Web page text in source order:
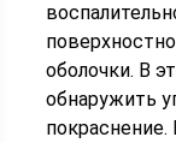
оболочки. В
обнаружить